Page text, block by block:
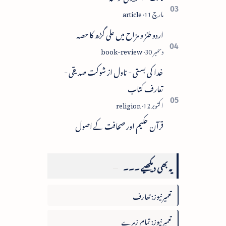
اردو طنز و مزاح میں علی گڑھ کا حصہ
خدا کی بستی - ناول از شوکت صدیقی -
تعارف کتاب
قرآن حکیم اور صحافت کے اصول
یہ بھی دیکھیے ۔۔۔
تعمیرنیوز: تعارف
تعمیرنیوز: تمام زمرے